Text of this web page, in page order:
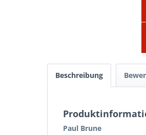
Beschreibung
Paul Brune